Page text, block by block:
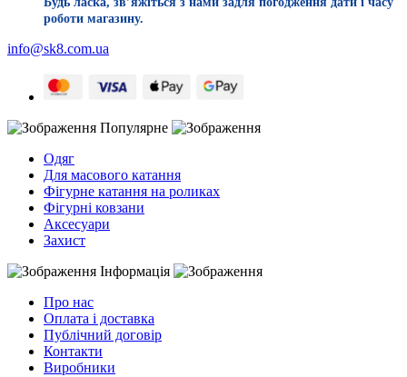
роботи магазину.
info@sk8.com.ua
Популярне
Одяг
Для масового катання
Фігурне катання на роликах
Фігурні ковзани
Аксесуари
Захист
Інформація
Про нас
Оплата і доставка
Публічний договір
Контакти
Виробники